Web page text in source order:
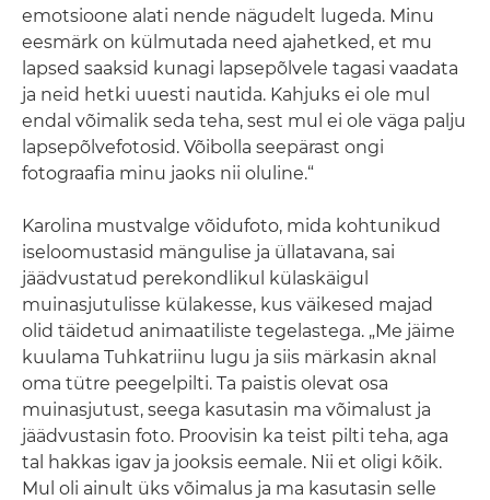
emotsioone alati nende nägudelt lugeda. Minu
eesmärk on külmutada need ajahetked, et mu
lapsed saaksid kunagi lapsepõlvele tagasi vaadata
ja neid hetki uuesti nautida. Kahjuks ei ole mul
endal võimalik seda teha, sest mul ei ole väga palju
lapsepõlvefotosid. Võibolla seepärast ongi
fotograafia minu jaoks nii oluline.“
Karolina mustvalge võidufoto, mida kohtunikud
iseloomustasid mängulise ja üllatavana, sai
jäädvustatud perekondlikul külaskäigul
muinasjutulisse külakesse, kus väikesed majad
olid täidetud animaatiliste tegelastega. „Me jäime
kuulama Tuhkatriinu lugu ja siis märkasin aknal
oma tütre peegelpilti. Ta paistis olevat osa
muinasjutust, seega kasutasin ma võimalust ja
jäädvustasin foto. Proovisin ka teist pilti teha, aga
tal hakkas igav ja jooksis eemale. Nii et oligi kõik.
Mul oli ainult üks võimalus ja ma kasutasin selle